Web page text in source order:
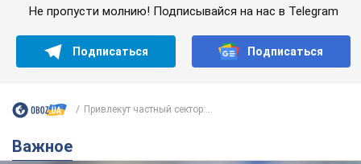
Не пропусти молнию! Подписывайся на нас в Telegram
Подписаться Подписаться
Привлекут частный сектор:...
Важное